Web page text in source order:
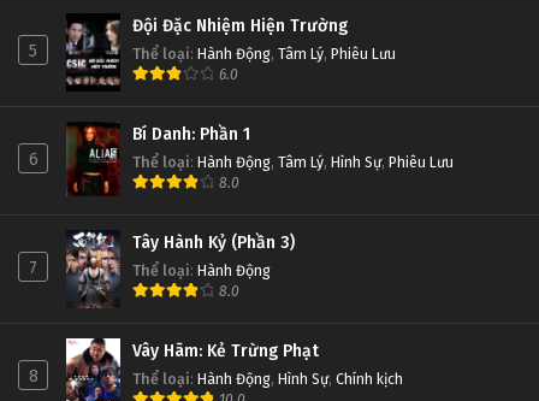
5
Đội Đặc Nhiệm Hiện Trường
Thể loại: Hành Động, Tâm Lý, Phiêu Lưu
6.0
6
Bí Danh: Phần 1
Thể loại: Hành Động, Tâm Lý, Hình Sự, Phiêu Lưu
8.0
7
Tây Hành Kỷ (Phần 3)
Thể loại: Hành Động
8.0
8
Vây Hãm: Kẻ Trừng Phạt
Thể loại: Hành Động, Hình Sự, Chính kịch